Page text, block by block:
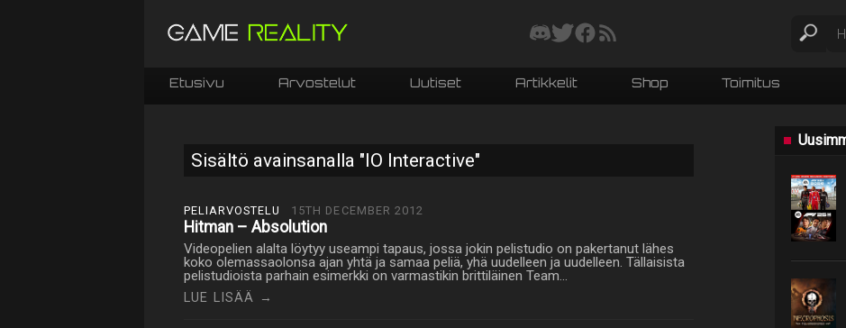
Etusivu Arvostelut Uutiset Artikkelit Shop Toimitus
Sisältö avainsanalla "IO Interactive"
PELIARVOSTELU 15TH DECEMBER 2012
Hitman – Absolution
Videopelien alalta löytyy useampi tapaus, jossa jokin pelistudio on pakertanut lähes
koko olemassaolonsa ajan yhtä ja samaa peliä, yhä uudelleen ja uudelleen. Tällaisista
pelistudioista parhain esimerkki on varmastikin brittiläinen Team…
LUE LISÄÄ →